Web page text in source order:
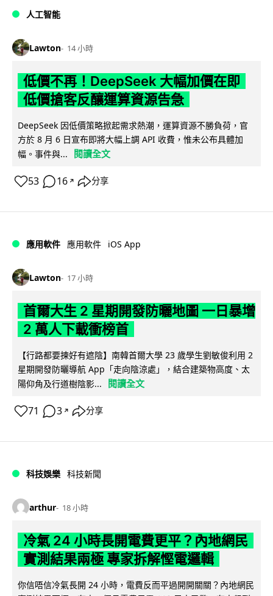
人工智能
Lawton 14 小時
低價不再！DeepSeek 大幅加價在即
低價搶客反釀運算資源告急
DeepSeek 因低價策略掀起需求熱潮，運算資源不勝負荷，官
方於 8 月 6 日宣布即將大幅上調 API 收費，惟未公布具體加
幅。事件與...
閱讀全文
53 16 ↗ 分享
應用軟件 應用軟件 iOS App
Lawton 17 小時
首爾大生 2 星期開發防曬地圖 一日暴增
2 萬人下載衝榜首
【行路都要揀好有遮陰】南韓首爾大學 23 歲學生劉敏俊利用 2
星期開發防曬導航 App「走向陰涼處」，結合建築物高度、太
陽仰角及行道樹陰影...
閱讀全文
71 3 ↗ 分享
科技娛樂 科技新聞
arthur 18 小時
冷氣 24 小時長開電費更平？內地網民
實測結果兩極 專家拆解慳電邏輯
你信唔信冷氣長開 24 小時，電費反而平過開開關關？內地網民